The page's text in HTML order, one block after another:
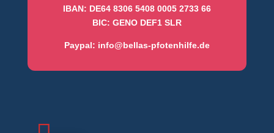
IBAN: DE64 8306 5408 0005 2733 66
BIC: GENO DEF1 SLR
Paypal: info@bellas-pfotenhilfe.de